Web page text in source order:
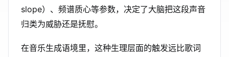
slope）、频谱质心等参数，决定了大脑把这段声音
归类为威胁还是抚慰。
在音乐生成语境里，这种生理层面的触发远比歌词